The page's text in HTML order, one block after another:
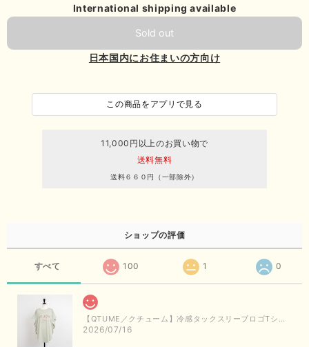
International shipping available
Sold out
日本国内にお住まいの方向け
この商品をアプリで見る
11,000円以上のお買い物で
送料無料
送料６６０円（一部除外）
ショップの評価
すべて 100 1 0
【QTUME／クチューム】冷感タックスリーブロゴTシャツ（ライトグレー）
2026/07/16